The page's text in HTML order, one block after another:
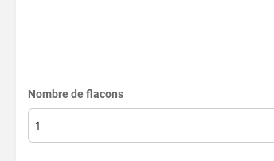
Nombre de flacons